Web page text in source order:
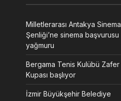
Milletlerarası Antakya Sinema
Şenliği’ne sinema başvurusu
yağmuru
Bergama Tenis Kulübü Zafer
Kupası başlıyor
İzmir Büyükşehir Belediye